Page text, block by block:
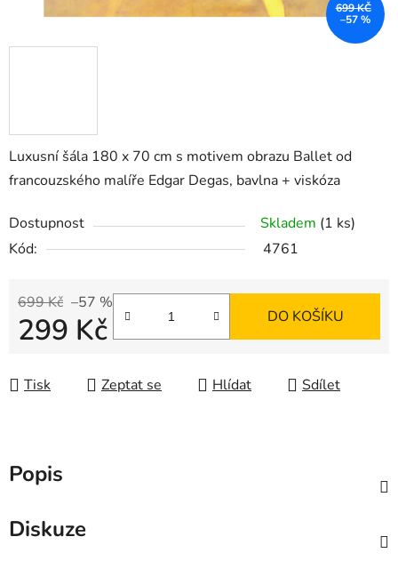
Luxusní šála 180 x 70 cm s motivem obrazu Ballet od
francouzského malíře Edgar Degas, bavlna + viskóza
Dostupnost Skladem (1 ks)
Kód:
4761
699 Kč –57 %
299 Kč DO KOŠÍKU
Tisk Zeptat se Hlídat Sdílet
699 KČ
–57 %
Popis
Diskuze